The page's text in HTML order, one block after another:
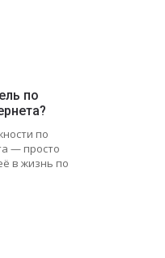
по
по
— просто
в жизнь по